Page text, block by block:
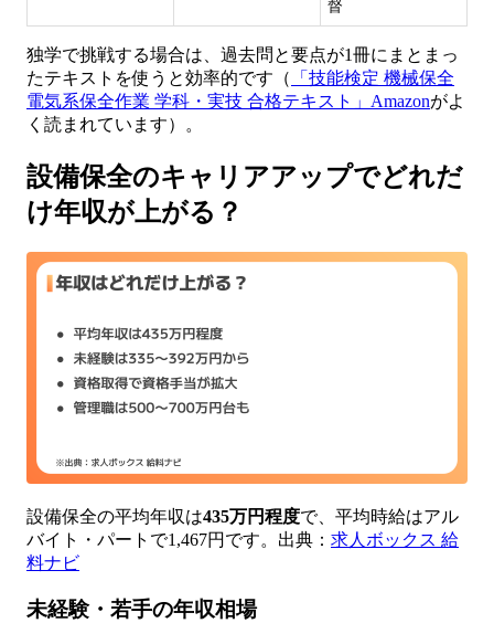
督
独学で挑戦する場合は、過去問と要点が1冊にまとまっ
たテキストを使うと効率的です（
「技能検定 機械保全
電気系保全作業 学科・実技 合格テキスト」Amazonがよ
く読まれています）。
設備保全のキャリアアップでどれだ
け年収が上がる？
設備保全の平均年収は435万円程度で、平均時給はアル
バイト・パートで1,467円です。出典： 求人ボックス 給
料ナビ
未経験・若手の年収相場